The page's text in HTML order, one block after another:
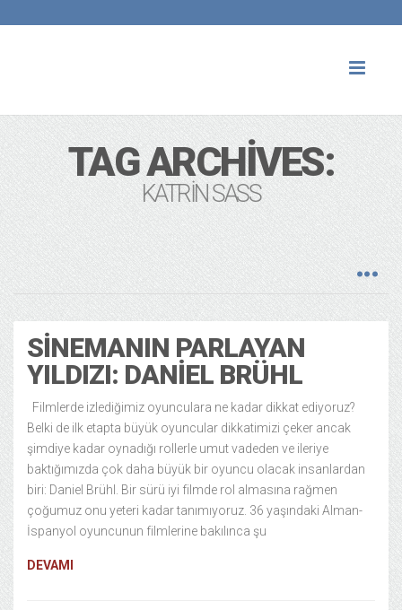
TAG ARCHIVES:
KATRIN SASS
SINEMANIN PARLAYAN
YILDIZI: DANIEL BRÜHL
Filmlerde izlediğimiz oyunculara ne kadar dikkat ediyoruz?
Belki de ilk etapta büyük oyuncular dikkatimizi çeker ancak
şimdiye kadar oynadığı rollerle umut vadeden ve ileriye
baktığımızda çok daha büyük bir oyuncu olacak insanlardan
biri: Daniel Brühl. Bir sürü iyi filmde rol almasına rağmen
çoğumuz onu yeteri kadar tanımıyoruz. 36 yaşındaki Alman-
İspanyol oyuncunun filmlerine bakılınca şu
DEVAMI